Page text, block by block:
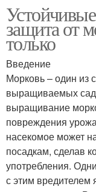
защита от
только
Введение
Морковь – один из
выращиваемых
выращивание
повреждения
насекомое может
посадкам, сделав
употребления.
с этим вредителем